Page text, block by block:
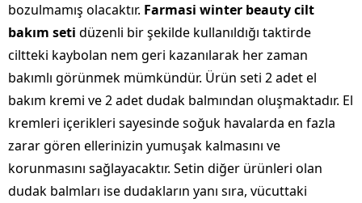
bozulmamış olacaktır. Farmasi winter beauty cilt
bakım seti düzenli bir şekilde kullanıldığı taktirde
ciltteki kaybolan nem geri kazanılarak her zaman
bakımlı görünmek mümkündür. Ürün seti 2 adet el
bakım kremi ve 2 adet dudak balmından oluşmaktadır. El
kremleri içerikleri sayesinde soğuk havalarda en fazla
zarar gören ellerinizin yumuşak kalmasını ve
korunmasını sağlayacaktır. Setin diğer ürünleri olan
dudak balmları ise dudakların yanı sıra, vücuttaki